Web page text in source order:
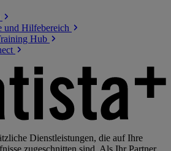
und Hilfebereich
Hub
Dienstleistungen, die auf Ihre
zugeschnitten sind. Als Ihr Partner